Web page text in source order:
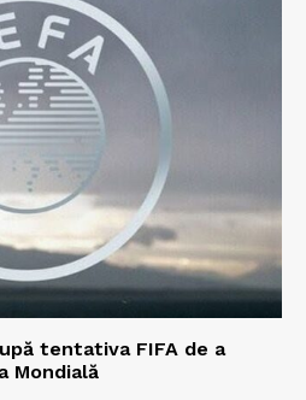
tentativa FIFA de a
Mondială